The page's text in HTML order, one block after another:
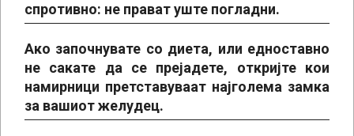
спротивно: не прават уште погладни.
Ако започнувате со диета, или едноставно
не сакате да се прејадете, откријте кои
намирници претставуваат најголема замка
за вашиот желудец.